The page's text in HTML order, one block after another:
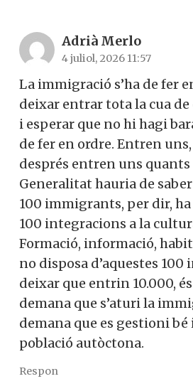
Adrià Merlo
4 juliol, 2026 11:57
La immigració s’ha de fer
deixar entrar tota la cua de
i esperar que no hi hagi
de fer en ordre. Entren uns,
després entren uns quants
Generalitat hauria de
100 immigrants, per dir,
100 integracions a la
Formació, informació,
no disposa d’aquestes 100
deixar que entrin 10.000,
demana que s’aturi la
demana que es gestioni bé
població autòctona.
Respon